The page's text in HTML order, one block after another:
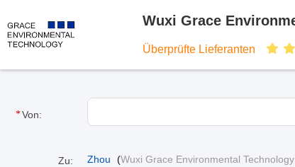
Wuxi Grace
Überprüfte Lieferanten
Von:
Zu: Zhou (Wuxi Grace Environmental